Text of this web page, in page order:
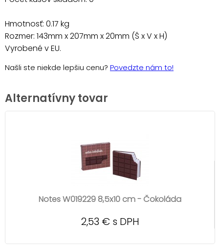
Hmotnosť: 0.17 kg
Rozmer: 143mm x 207mm x 20mm (Š x V x H)
Vyrobené v EU.
Našli ste niekde lepšiu cenu? Povedzte nám to!
Alternatívny tovar
Notes W019229 8,5x10 cm - Čokoláda
2,53 € s DPH